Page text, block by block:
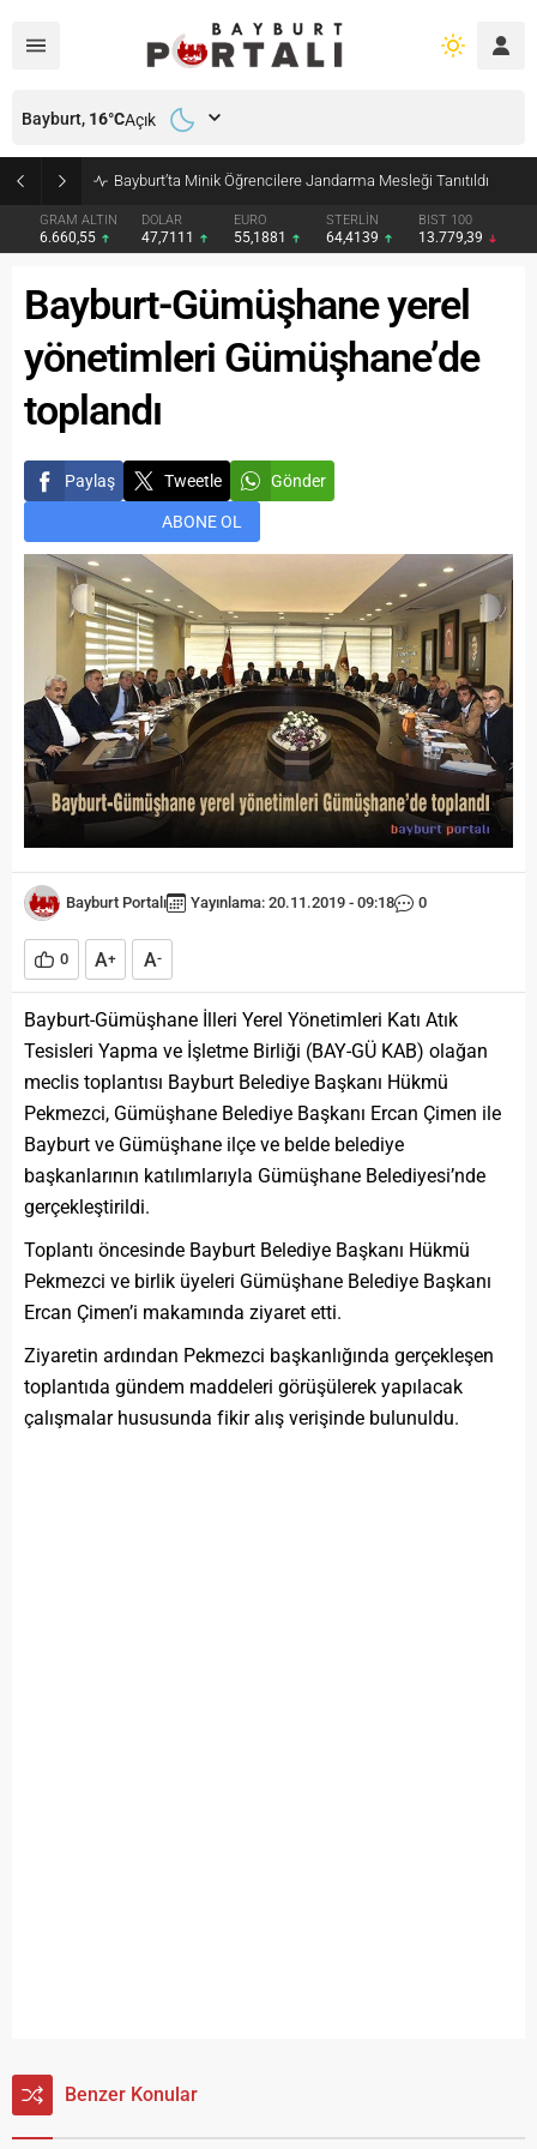
Bayburt’ta Minik Öğrencilere Jandarma Mesleği Tanıtıldı
GRAM ALTIN
6.660,55
DOLAR
47,7111
EURO
55,1881
STERLİN
64,4139
BIST 100
13.779,39
Bayburt, 16°CAçık
Bayburt-Gümüşhane yerel
yönetimleri Gümüşhane’de
toplandı
Paylaş Tweetle Gönder
ABONE OL
Bayburt Portalı Yayınlama: 20.11.2019 - 09:18 0
0 A+ A-
Bayburt-Gümüşhane İlleri Yerel Yönetimleri Katı Atık
Tesisleri Yapma ve İşletme Birliği (BAY-GÜ KAB) olağan
meclis toplantısı Bayburt Belediye Başkanı Hükmü
Pekmezci, Gümüşhane Belediye Başkanı Ercan Çimen ile
Bayburt ve Gümüşhane ilçe ve belde belediye
başkanlarının katılımlarıyla Gümüşhane Belediyesi’nde
gerçekleştirildi.
Toplantı öncesinde Bayburt Belediye Başkanı Hükmü
Pekmezci ve birlik üyeleri Gümüşhane Belediye Başkanı
Ercan Çimen’i makamında ziyaret etti.
Ziyaretin ardından Pekmezci başkanlığında gerçekleşen
toplantıda gündem maddeleri görüşülerek yapılacak
çalışmalar hususunda fikir alış verişinde bulunuldu.
Benzer Konular